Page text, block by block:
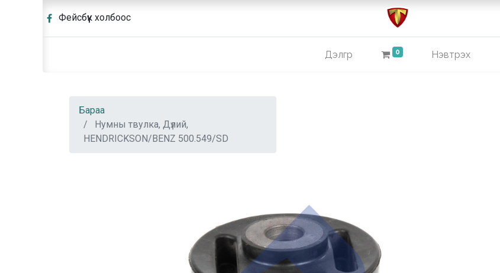
Фейсбүүк холбоос
Дэлгүүр 0 Нэвтрэх
Бараа
Нумны твулка, Дүлий,
HENDRICKSON/BENZ 500.549/SD